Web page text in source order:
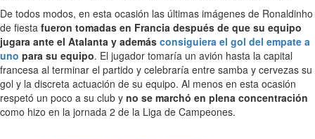
De todos modos, en esta ocasión las últimas imágenes de Ronaldinho
de fiesta fueron tomadas en Francia después de que su equipo
jugara ante el Atalanta y además consiguiera el gol del empate a
uno para su equipo. El jugador tomaría un avión hasta la capital
francesa al terminar el partido y celebraría entre samba y cervezas su
gol y la discreta actuación de su equipo. Al menos en esta ocasión
respetó un poco a su club y no se marchó en plena concentración
como hizo en la jornada 2 de la Liga de Campeones.